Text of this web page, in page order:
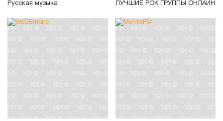
Русская музыка ЛУЧШИЕ РОК ГРУППЫ ОНЛАЙН